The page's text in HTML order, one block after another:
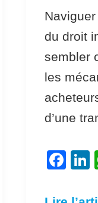
du droit
sembler
les
d’une
F
c